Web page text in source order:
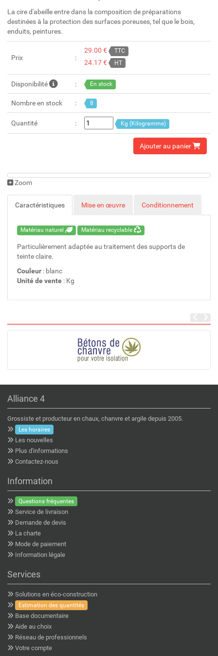
La cire d'abeille entre dans la composition de préparations
destinées à la protection des surfaces poreuses, tel que le bois,
enduits, peintures.
Prix
29.00 € TTC
24.17 € HT
Disponibilité En stock
Nombre en stock 8
Quantité Kg (Kilogramme)
Ajouter au panier
Zoom
Caractéristiques Mise en œuvre Conditionnement
Matériau naturel Matériau recyclable
Particulièrement adaptée au traitement des supports de
teinte claire.
Couleur : blanc
Unité de vente : Kg
Alliance 4
Grossiste et producteur en chaux, chanvre et argile depuis 2005.
Les horaires
Les nouvelles
Plus d'informations
Contactez-nous
Information
Questions fréquentes
Service de livraison
Demande de devis
La charte
Mode de paiement
Information légale
Services
Solutions en éco-construction
Estimation des quantités
Base documentaire
Aide au choix
Réseau de professionnels
Votre compte